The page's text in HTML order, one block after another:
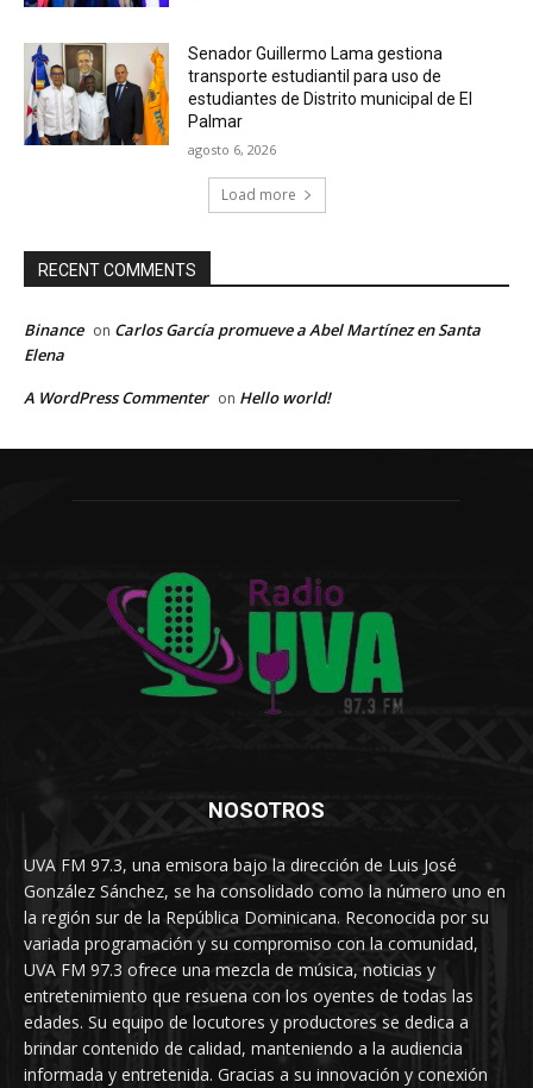
Senador Guillermo Lama gestiona
transporte estudiantil para uso de
estudiantes de Distrito municipal de El
Palmar
agosto 6, 2026
Load more
RECENT COMMENTS
Binance on Carlos García promueve a Abel Martínez en Santa
Elena
A WordPress Commenter on Hello world!
NOSOTROS
UVA FM 97.3, una emisora bajo la dirección de Luis José
González Sánchez, se ha consolidado como la número uno en
la región sur de la República Dominicana. Reconocida por su
variada programación y su compromiso con la comunidad,
UVA FM 97.3 ofrece una mezcla de música, noticias y
entretenimiento que resuena con los oyentes de todas las
edades. Su equipo de locutores y productores se dedica a
brindar contenido de calidad, manteniendo a la audiencia
informada y entretenida. Gracias a su innovación y conexión